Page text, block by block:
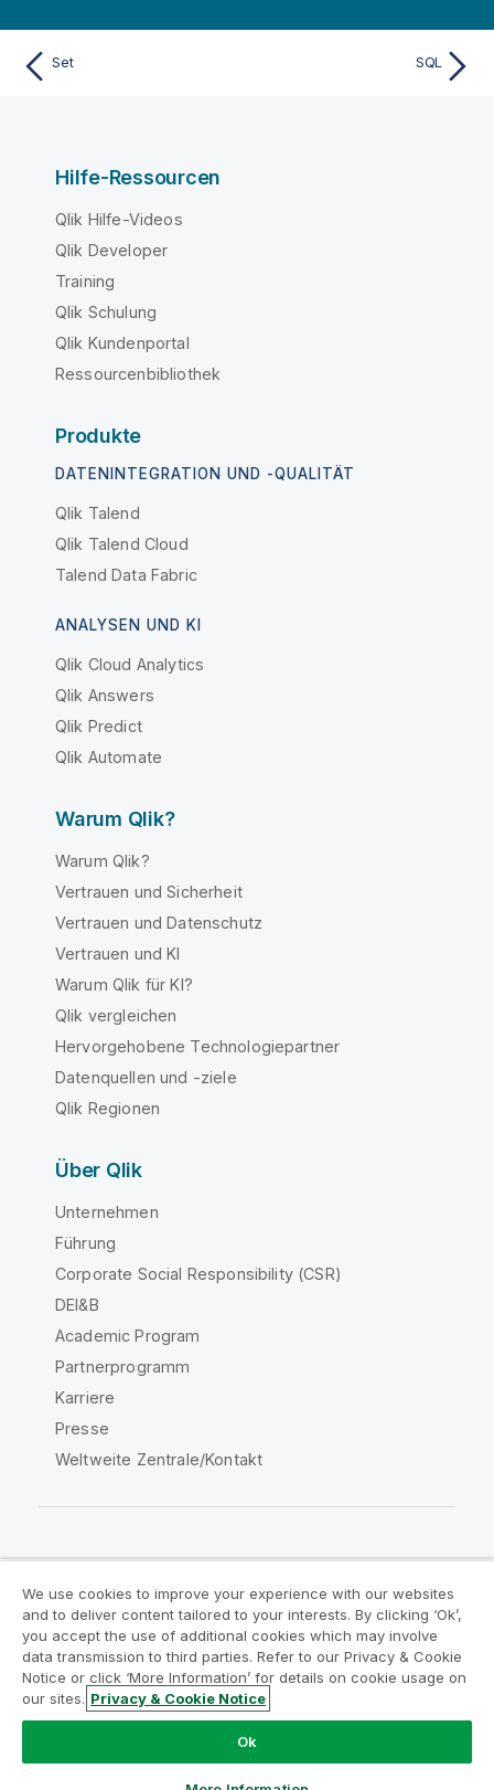
Set SQL
Hilfe-Ressourcen
Qlik Hilfe-Videos
Qlik Developer
Training
Qlik Schulung
Qlik Kundenportal
Ressourcenbibliothek
Produkte
DATENINTEGRATION UND -QUALITÄT
Qlik Talend
Qlik Talend Cloud
Talend Data Fabric
ANALYSEN UND KI
Qlik Cloud Analytics
Qlik Answers
Qlik Predict
Qlik Automate
Warum Qlik?
Warum Qlik?
Vertrauen und Sicherheit
Vertrauen und Datenschutz
Vertrauen und KI
Warum Qlik für KI?
Qlik vergleichen
Hervorgehobene Technologiepartner
Datenquellen und -ziele
Qlik Regionen
Über Qlik
Unternehmen
Führung
Corporate Social Responsibility (CSR)
DEI&B
Academic Program
Partnerprogramm
Karriere
Presse
Weltweite Zentrale/Kontakt
Rechtliche Vereinbarungen
Produktbedingungen
Legal Policies
Legal Policies
Benutzungsbedingungen
Marken
Do Not Share My Info
Copyright © 1993-2026 QlikTech International AB. Alle
We use cookies to improve your experience with our websites
and to deliver content tailored to your interests. By clicking ‘Ok’,
you accept the use of additional cookies which may involve
data transmission to third parties. Refer to our Privacy & Cookie
Notice or click ‘More Information’ for details on cookie usage on
our sites. Privacy & Cookie Notice
Ok